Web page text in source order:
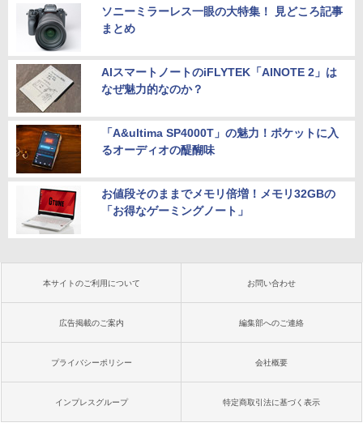
￥26,800
ソニーミラーレス一眼の大特集！ 見どころ記事
まとめ
AIスマートノートのiFLYTEK「AINOTE 2」は
なぜ魅力的なのか？
「A&ultima SP4000T」の魅力！ポケットに入
るオーディオの醍醐味
お値段そのままでメモリ倍増！メモリ32GBの
「お得なゲーミングノート」
本サイトのご利用について お問い合わせ
広告掲載のご案内 編集部へのご連絡
プライバシーポリシー 会社概要
インプレスグループ 特定商取引法に基づく表示